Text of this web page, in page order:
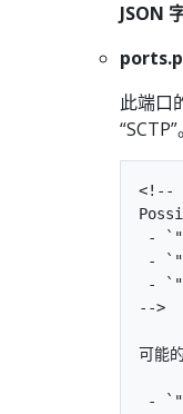
JSON
此端口
<!--
-
-
-
-->
可能
-